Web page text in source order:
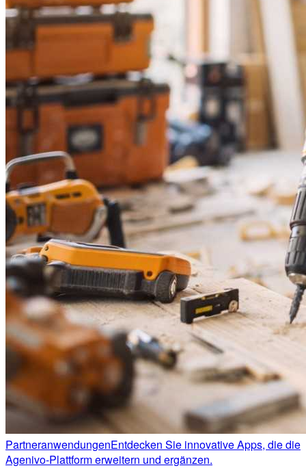
PartneranwendungenEntdecken Sie innovative Apps, die die
Agenivo-Plattform erweitern und ergänzen.